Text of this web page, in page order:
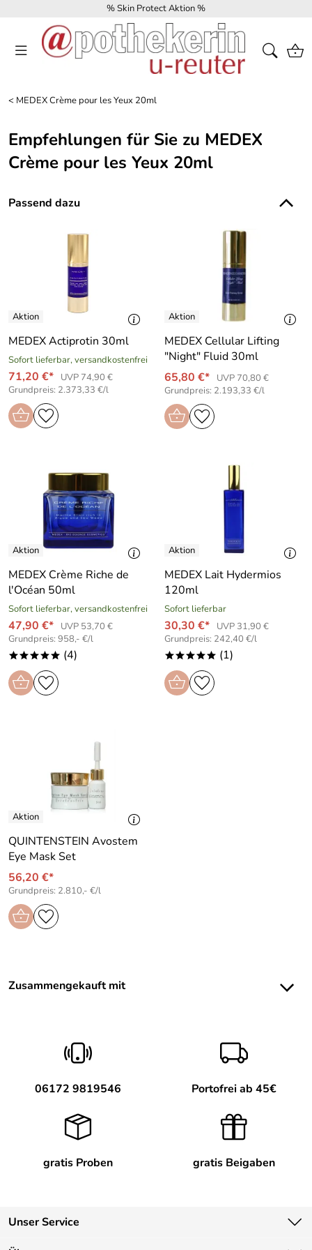
% Skin Protect Aktion %
< MEDEX Crème pour les Yeux 20ml
Empfehlungen für Sie zu MEDEX
Crème pour les Yeux 20ml
Passend dazu
MEDEX Actiprotin 30ml
Sofort lieferbar, versandkostenfrei
71,20 €*
UVP 74,90 €
Grundpreis: 2.373,33 €/l
MEDEX Cellular Lifting
"Night" Fluid 30ml
65,80 €*
UVP 70,80 €
Grundpreis: 2.193,33 €/l
MEDEX Crème Riche de
l′Océan 50ml
Sofort lieferbar, versandkostenfrei
47,90 €*
UVP 53,70 €
Grundpreis: 958,- €/l
***** (4)
MEDEX Lait Hydermios
120ml
Sofort lieferbar
30,30 €*
UVP 31,90 €
Grundpreis: 242,40 €/l
***** (1)
QUINTENSTEIN Avostem
Eye Mask Set
56,20 €*
Grundpreis: 2.810,- €/l
Zusammengekauft mit
06172 9819546 Portofrei ab 45€
gratis Proben gratis Beigaben
Unser Service